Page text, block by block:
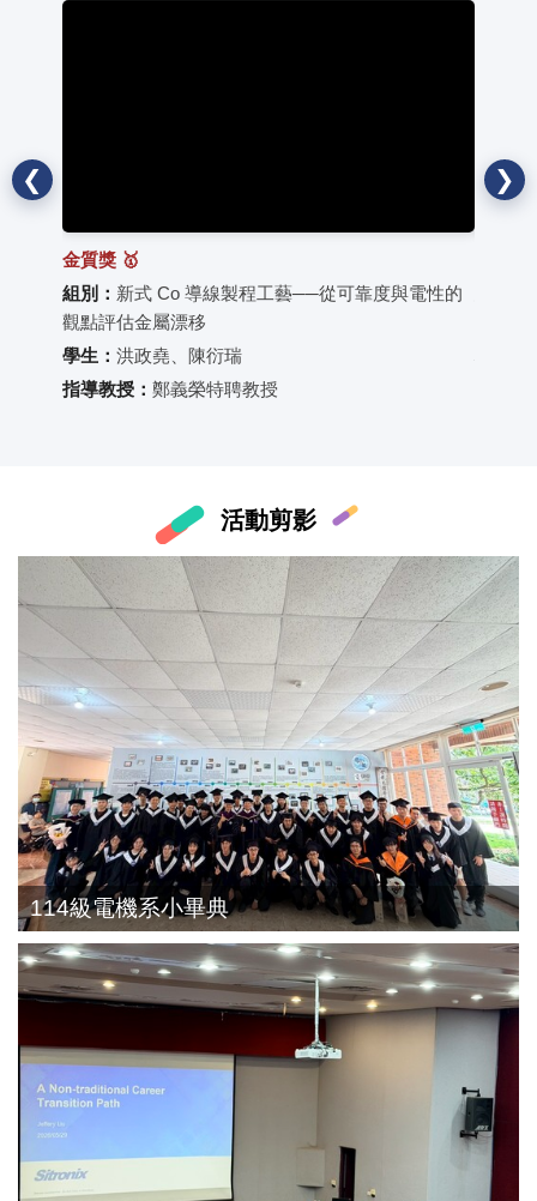
❮
金質獎 🥇
組別： 新式 Co 導線製程工藝──從可靠度與電性的
觀點評估金屬漂移
學生： 洪政堯、陳衍瑞
指導教授： 鄭義榮特聘教授
❯
活動剪影
114級電機系小畢典